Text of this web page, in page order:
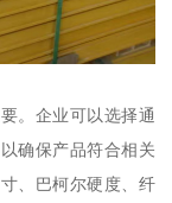
。企业可以选择通
确保产品符合相关
、巴柯尔硬度、纤